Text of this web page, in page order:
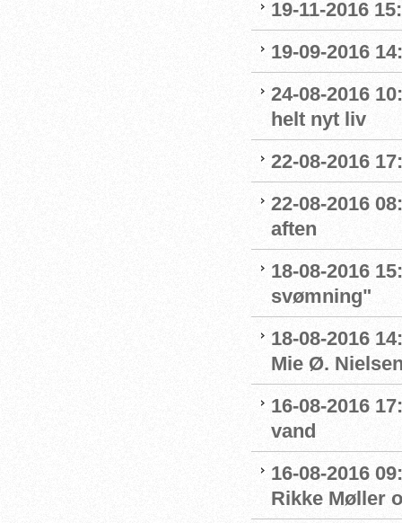
19-11-2016
19-09-2016
24-08-2016
helt nyt liv
22-08-2016
22-08-2016
aften
18-08-2016
svømning"
18-08-2016
Mie Ø.
16-08-2016
vand
16-08-2016
Rikke Møller